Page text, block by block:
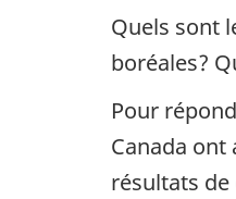
Quels sont
boréales?
Pour
Canada
résultats de